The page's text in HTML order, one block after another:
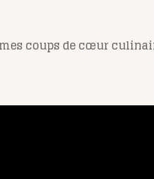
coups de cœur